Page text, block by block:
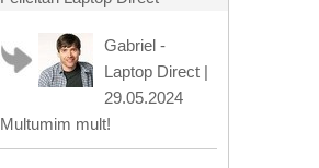
Gabriel -
Laptop Direct |
29.05.2024
Multumim mult!